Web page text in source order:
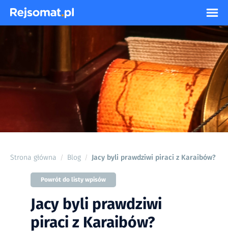
Strona główna / Blog / Jacy byli prawdziwi piraci z Karaibów?
Powrót do listy wpisów
Jacy byli prawdziwi
piraci z Karaibów?